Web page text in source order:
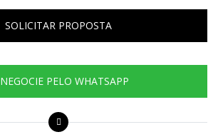
SOLICITAR PROPOSTA
NEGOCIE PELO WHATSAPP